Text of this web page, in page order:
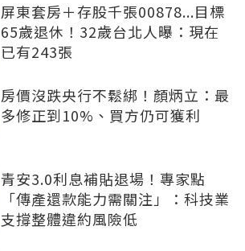
屏東套房＋存股千張00878...目標
65歲退休！32歲台北人曝：現在
已有243張
房價沒跌央行不鬆綁！顏炳立：最
多修正到10%、買方仍可獲利
青安3.0利息補貼退場！專家點
「傳產還款能力需關注」：科技業
支撐整體違約風險低